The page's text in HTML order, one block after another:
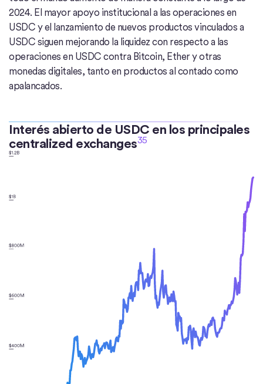
2024. El mayor apoyo institucional a las operaciones en
USDC y el lanzamiento de nuevos productos vinculados a
USDC siguen mejorando la liquidez con respecto a las
operaciones en USDC contra Bitcoin, Ether y otras
monedas digitales, tanto en productos al contado como
apalancados.
Interés abierto de USDC en los principales
centralized exchanges35